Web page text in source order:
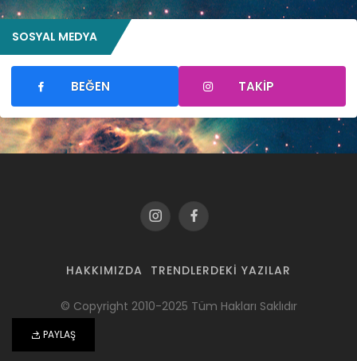
PAYLAŞ
SOSYAL MEDYA
BEĞEN TAKIP
HAKKIMIZDA TRENDLERDEKI YAZILAR
© Copyright 2010-2025 Tüm Hakları Saklıdır